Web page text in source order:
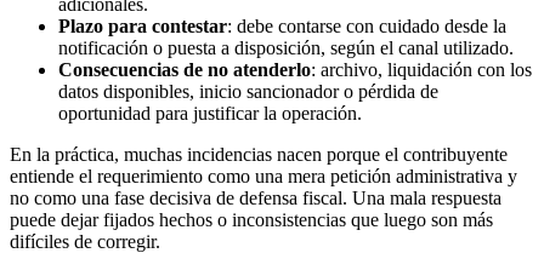
adicionales.
Plazo para contestar: debe contarse con cuidado desde la
notificación o puesta a disposición, según el canal utilizado.
Consecuencias de no atenderlo: archivo, liquidación con los
datos disponibles, inicio sancionador o pérdida de
oportunidad para justificar la operación.
En la práctica, muchas incidencias nacen porque el contribuyente
entiende el requerimiento como una mera petición administrativa y
no como una fase decisiva de defensa fiscal. Una mala respuesta
puede dejar fijados hechos o inconsistencias que luego son más
difíciles de corregir.